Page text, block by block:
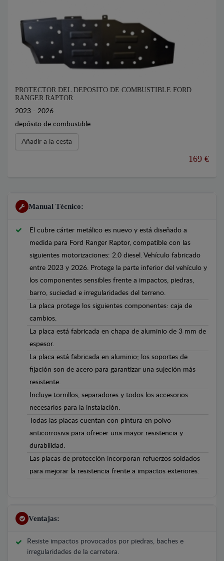
PROTECTOR DEL DEPOSITO DE COMBUSTIBLE FORD
RANGER RAPTOR
2023 - 2026
depósito de combustible
Añadir a la cesta
169 €
Manual Técnico:
El cubre cárter metálico es nuevo y está diseñado a
medida para Ford Ranger Raptor, compatible con las
siguientes motorizaciones: 2.0 diesel. Vehículo fabricado
entre 2023 y 2026. Protege la parte inferior del vehículo y
los componentes sensibles frente a impactos, piedras,
barro, suciedad e irregularidades del terreno.
La placa protege los siguientes componentes: caja de
cambios.
La placa está fabricada en chapa de aluminio de 3 mm de
espesor.
La placa está fabricada en aluminio; los soportes de
fijación son de acero para garantizar una sujeción más
resistente.
Incluye tornillos, separadores y todos los accesorios
necesarios para la instalación.
Todas las placas cuentan con pintura en polvo
anticorrosiva para ofrecer una mayor resistencia y
durabilidad.
Las placas de protección incorporan refuerzos soldados
para mejorar la resistencia frente a impactos exteriores.
Ventajas:
Resiste impactos provocados por piedras, baches e
irregularidades de la carretera.